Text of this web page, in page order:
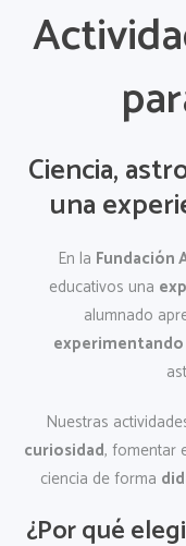
Ciencia,
una
En la Fundación
educativos una
alumnado
experimentando
Nuestras
curiosidad, fomentar
ciencia de forma
¿Por qué